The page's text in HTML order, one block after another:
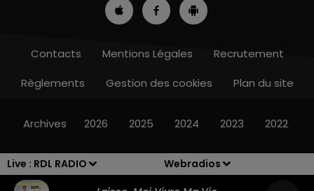
Live : RDL RADIO
Webradios
13h00 - 16h00
Contacts Mentions Légales
Recrutement
Règlements
Gestion des cookies Plan du site
Archives 2026 2025 2024 2023 2022